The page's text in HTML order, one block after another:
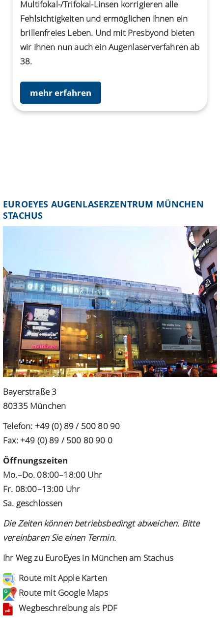
Multifokal-/Trifokal-Linsen korrigieren alle
Fehlsichtigkeiten und ermöglichen Ihnen ein
brillenfreies Leben. Und mit Presbyond bieten
wir Ihnen nun auch ein Augenlaserverfahren ab
38.
mehr erfahren
EUROEYES AUGENLASERZENTRUM MÜNCHEN
STACHUS
Bayerstraße 3
80335 München
Telefon: +49 (0) 89 / 500 80 90
Fax: +49 (0) 89 / 500 80 90 0
Öffnungszeiten
Mo.–Do. 08:00–18:00 Uhr
Fr. 08:00–13:00 Uhr
Sa. geschlossen
Die Zeiten können betriebsbedingt abweichen. Bitte
vereinbaren Sie einen Termin.
Ihr Weg zu EuroEyes in München am Stachus
Route mit Apple Karten
Route mit Google Maps
Wegbeschreibung als PDF